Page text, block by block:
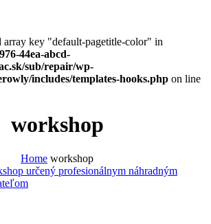
array key "default-pagetitle-color" in
44ea-abcd-
sub/repair/wp-
includes/templates-hooks.php on line
workshop
Home workshop